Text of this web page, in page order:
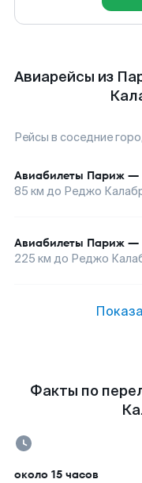
Авиарейсы из
Рейсы в соседние
Авиабилеты Париж —
85 км до Реджо
Авиабилеты Париж —
225 км до Реджо
Факты по
около 15 часов